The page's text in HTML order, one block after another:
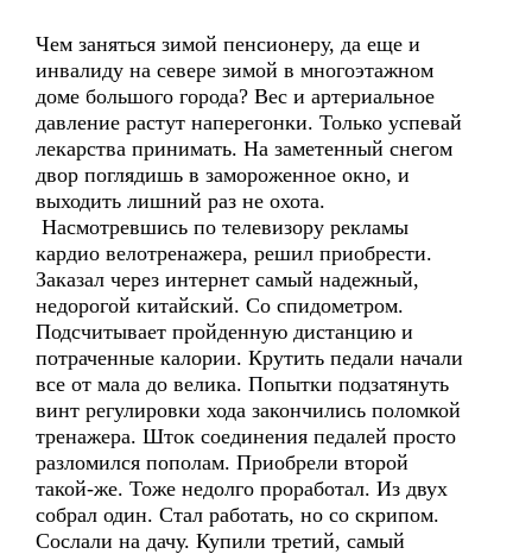
Чем заняться зимой пенсионеру, да еще и
инвалиду на севере зимой в многоэтажном
доме большого города? Вес и артериальное
давление растут наперегонки. Только успевай
лекарства принимать. На заметенный снегом
двор поглядишь в замороженное окно, и
выходить лишний раз не охота.
Насмотревшись по телевизору рекламы
кардио велотренажера, решил приобрести.
Заказал через интернет самый надежный,
недорогой китайский. Со спидометром.
Подсчитывает пройденную дистанцию и
потраченные калории. Крутить педали начали
все от мала до велика. Попытки подзатянуть
винт регулировки хода закончились поломкой
тренажера. Шток соединения педалей просто
разломился пополам. Приобрели второй
такой-же. Тоже недолго проработал. Из двух
собрал один. Стал работать, но со скрипом.
Сослали на дачу. Купили третий, самый